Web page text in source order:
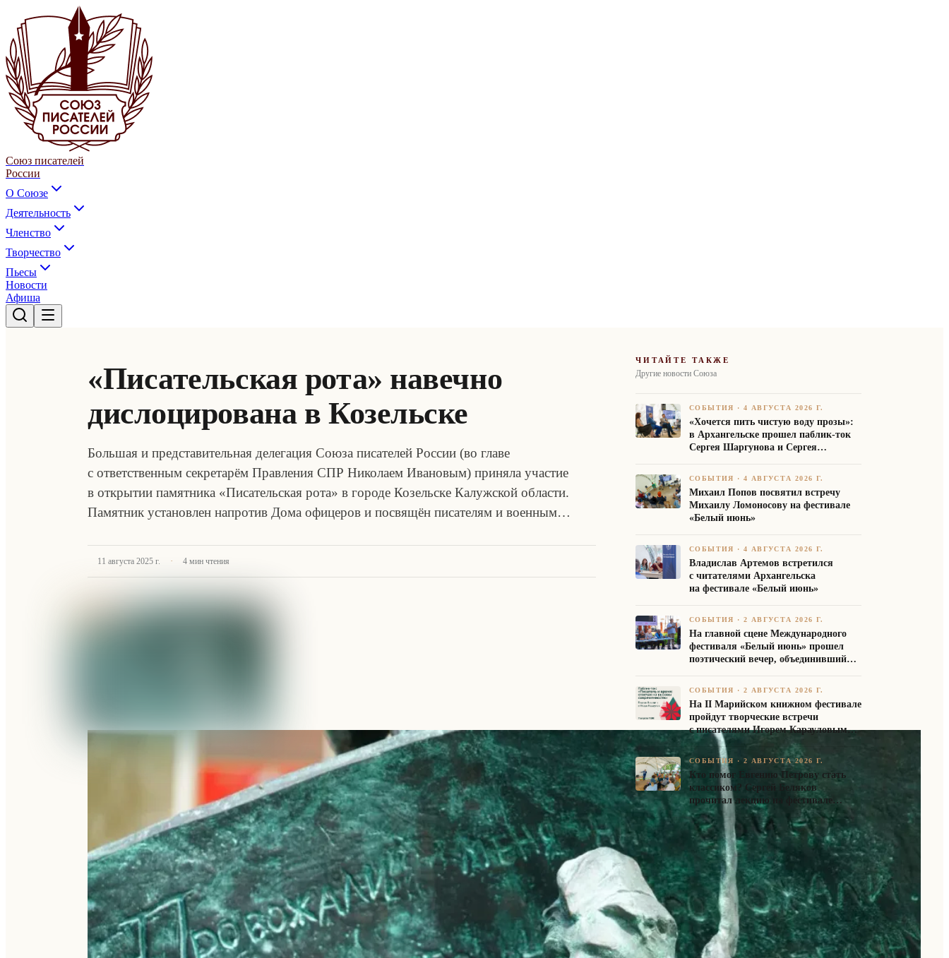
Союз писателей
России
О Союзе
Деятельность
Членство
Творчество
Пьесы
Новости
Афиша
«Писательская рота» навечно
дислоцирована в Козельске
Большая и представительная делегация Союза писателей России (во главе
с ответственным секретарём Правления СПР Николаем Ивановым) приняла участие
в открытии памятника «Писательская рота» в городе Козельске Калужской области.
Памятник установлен напротив Дома офицеров и посвящён писателям и военным…
11 августа 2025 г. · 4 мин чтения
ЧИТАЙТЕ ТАКЖЕ
Другие новости Союза
СОБЫТИЯ ·4 АВГУСТА 2026 Г.
«Хочется пить чистую воду прозы»:
в Архангельске прошел паблик-ток
Сергея Шаргунова и Сергея
СОБЫТИЯ ·4 АВГУСТА 2026 Г.
Михаил Попов посвятил встречу
Михаилу Ломоносову на фестивале
«Белый июнь»
СОБЫТИЯ ·4 АВГУСТА 2026 Г.
Владислав Артемов встретился
с читателями Архангельска
на фестивале «Белый июнь»
СОБЫТИЯ ·2 АВГУСТА 2026 Г.
На главной сцене Международного
фестиваля «Белый июнь» прошел
поэтический вечер, объединивший
СОБЫТИЯ ·2 АВГУСТА 2026 Г.
На II Марийском книжном фестивале
пройдут творческие встречи
с писателями Игорем Карауловым
и Платоном Бесединым
СОБЫТИЯ ·2 АВГУСТА 2026 Г.
Кто помог Евгению Петрову стать
классиком? Сергей Беляков
прочитал лекцию на фестивале
«Белый июнь»